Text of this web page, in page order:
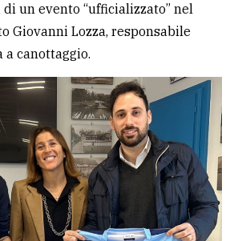
un evento “ufficializzato” nel
Giovanni Lozza, responsabile
a canottaggio.